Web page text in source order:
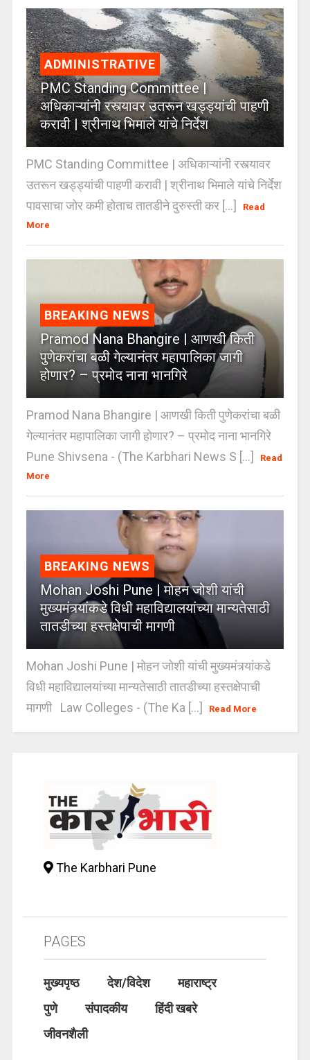
ADMINISTRATIVE
PMC Standing Committee |
अधिकाऱ्यांनी रस्त्यावर उतरून खड्ड्यांची पाहणी
करावी | श्रीनाथ भिमाले यांचे निर्देश
PMC Standing Committee | अधिकाऱ्यांनी रस्त्यावर
उतरून खड्ड्यांची पाहणी करावी | श्रीनाथ भिमाले यांचे निर्देश
पावसाचा जोर कमी होताच तातडीने दुरुस्ती कर [...]
Read
More
BREAKING NEWS
Pramod Nana Bhangire | आणखी किती
पुणेकरांचा बळी गेल्यानंतर महापालिका जागी
होणार? – प्रमोद नाना भानगिरे
Pramod Nana Bhangire | आणखी किती पुणेकरांचा बळी
गेल्यानंतर महापालिका जागी होणार? – प्रमोद नाना भानगिरे
Pune Shivsena - (The Karbhari News S [...]
Read
More
BREAKING NEWS
Mohan Joshi Pune | मोहन जोशी यांची
मुख्यमंत्र्यांकडे विधी महाविद्यालयांच्या मान्यतेसाठी
तातडीच्या हस्तक्षेपाची मागणी
Mohan Joshi Pune | मोहन जोशी यांची मुख्यमंत्र्यांकडे
विधी महाविद्यालयांच्या मान्यतेसाठी तातडीच्या हस्तक्षेपाची
मागणी Law Colleges - (The Ka [...]
Read More
The Karbhari Pune
PAGES
मुख्यपृष्ठ देश/विदेश
महाराष्ट्र
पुणे
संपादकीय
हिंदी खबरे
जीवनशैली